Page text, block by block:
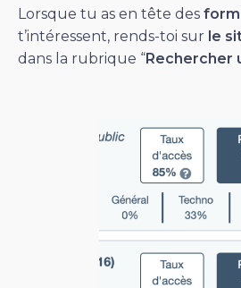
Lorsque tu as en tête des
t’intéressent, rends-toi sur le
dans la rubrique “Rechercher